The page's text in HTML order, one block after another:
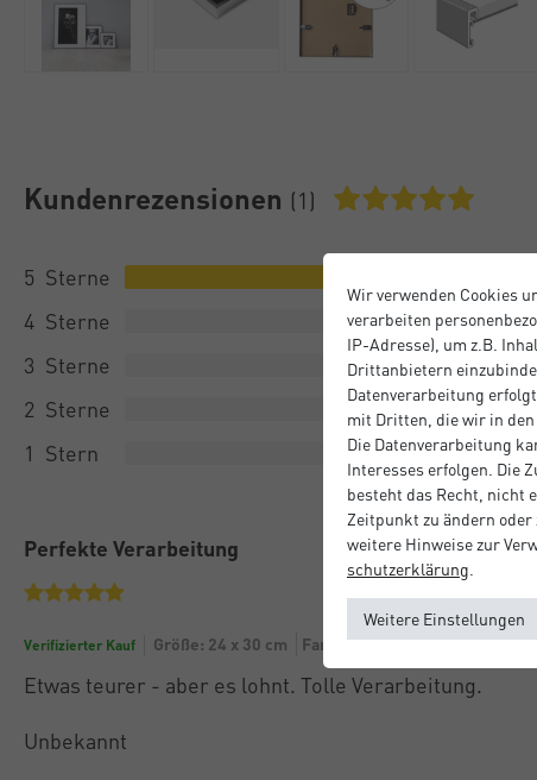
Kundenrezensionen (1)
5
4
3
2
1
Perfekte Verarbeitung
Verifizierter Kauf Größe: 24 x 30 cm Farbe: Eloxal Schwarz Matt
Etwas teurer - aber es lohnt. Tolle Verarbeitung.
Unbekannt
Wir verwenden Cookies
verarbeiten
IP-Adresse), um z.B.
Drittanbietern
Datenverarbeitung
mit Dritten, die wir in den
Die Datenverarbeitung
Interesses erfolgen. Die
besteht das Recht, nicht
Zeitpunkt zu ändern
weitere Hinweise zur
schutz­erklärung
Weitere Einstellungen